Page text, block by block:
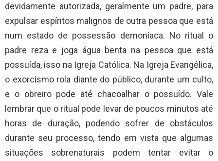
devidamente autorizada, geralmente um padre, para
expulsar espíritos malignos de outra pessoa que está
num estado de possessão demoníaca. No ritual o
padre reza e joga água benta na pessoa que está
possuída, isso na Igreja Católica. Na Igreja Evangélica,
o exorcismo rola diante do público, durante um culto,
e o obreiro pode até chacoalhar o possuído. Vale
lembrar que o ritual pode levar de poucos minutos até
horas de duração, podendo sofrer de obstáculos
durante seu processo, tendo em vista que algumas
situações sobrenaturais podem tentar evitar o